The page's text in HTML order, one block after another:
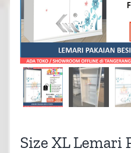
Size XL Lemari